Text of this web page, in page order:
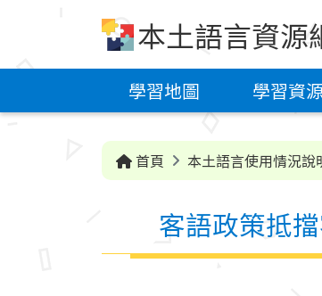
本土語言資源
學習地圖 學習資源
首頁 本土語言使用情況說
客語政策抵